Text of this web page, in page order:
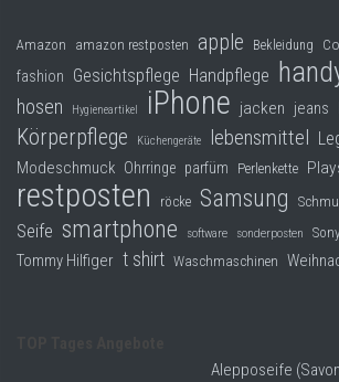
Amazon amazon restposten apple Bekleidung
fashion Gesichtspflege Handpflege
hosen Hygieneartikel iPhone jacken jeans
Körperpflege Küchengeräte lebensmittel
Modeschmuck Ohrringe parfüm Perlenkette
restposten röcke Samsung
Seife smartphone software sonderposten Sony
Tommy Hilfiger t shirt Waschmaschinen
Alepposeife